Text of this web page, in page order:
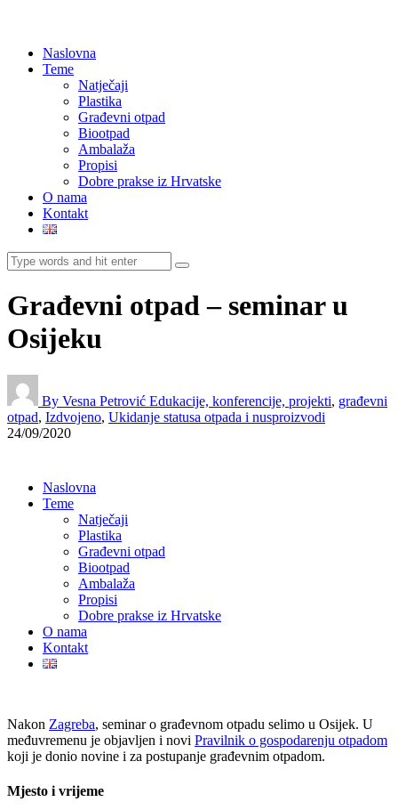
Naslovna
Teme
Natječaji
Plastika
Građevni otpad
Biootpad
Ambalaža
Propisi
Dobre prakse iz Hrvatske
O nama
Kontakt
Građevni otpad – seminar u
Osijeku
By Vesna Petrović Edukacije, konferencije, projekti, građevni
otpad, Izdvojeno, Ukidanje statusa otpada i nusproizvodi
24/09/2020
Naslovna
Teme
Natječaji
Plastika
Građevni otpad
Biootpad
Ambalaža
Propisi
Dobre prakse iz Hrvatske
O nama
Kontakt
Nakon Zagreba, seminar o građevnom otpadu selimo u Osijek. U
međuvremenu je objavljen i novi Pravilnik o gospodarenju otpadom
koji je donio novine i za postupanje građevnim otpadom.
Mjesto i vrijeme